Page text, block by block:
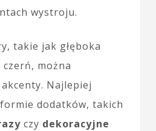
wystroju.
takie jak głęboka
można
Najlepiej
dodatków, takich
czy dekoracyjne